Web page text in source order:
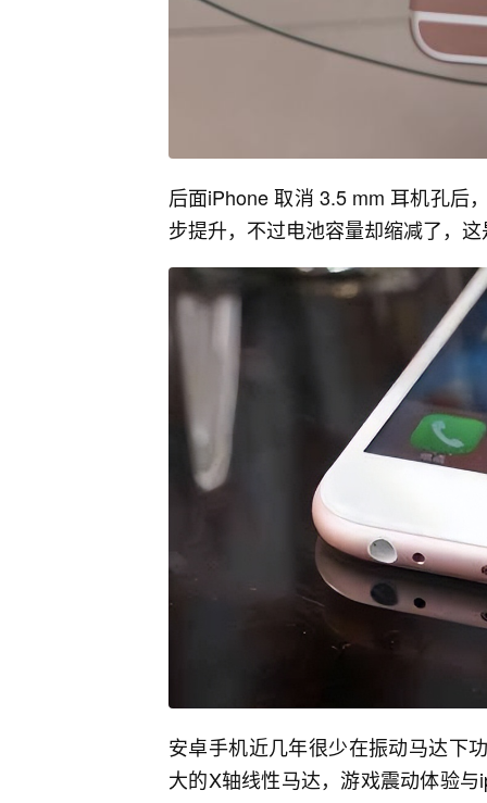
后面iPhone 取消 3.5 mm 耳机孔后
步提升，不过电池容量却缩减了，
安卓手机近几年很少在振动马达下
大的X轴线性马达，游戏震动体验